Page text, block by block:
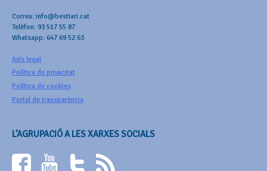
Correu: info@bestiari.cat
Telèfon: 93 517 55 87
Whatsapp: 647 69 52 63
Avís legal
Política de privacitat
Política de cookies
Portal de transparència
L’AGRUPACIÓ A LES XARXES SOCIALS